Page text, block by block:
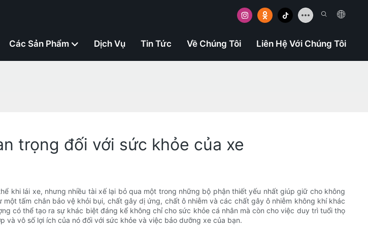
Các Sản Phẩm Dịch Vụ Tin Tức Về Chúng Tôi Liên Hệ Với Chúng Tôi
trọng đối với sức khỏe của xe
khi lái xe, nhưng nhiều tài xế lại bỏ qua một trong những bộ phận thiết yếu nhất giúp giữ cho không
tấm chắn bảo vệ khỏi bụi, chất gây dị ứng, chất ô nhiễm và các chất gây ô nhiễm không khí khác
có thể tạo ra sự khác biệt đáng kể không chỉ cho sức khỏe cá nhân mà còn cho việc duy trì tuổi thọ
và vô số lợi ích của nó đối với sức khỏe và việc bảo dưỡng xe của bạn.